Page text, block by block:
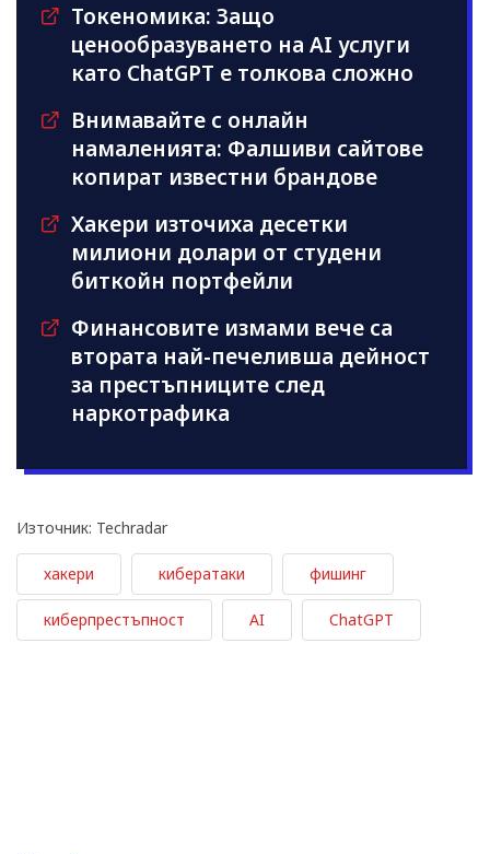
Токеномика: Защо
ценообразуването на AI услуги
като ChatGPT е толкова сложно
Внимавайте с онлайн
намаленията: Фалшиви сайтове
копират известни брандове
Хакери източиха десетки
милиони долари от студени
биткойн портфейли
Финансовите измами вече са
втората най-печеливша дейност
за престъпниците след
наркотрафика
Източник: Techradar
хакери кибератаки фишинг
киберпрестъпност AI ChatGPT